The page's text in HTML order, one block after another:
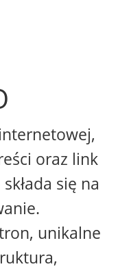
oraz link
się na
unikalne